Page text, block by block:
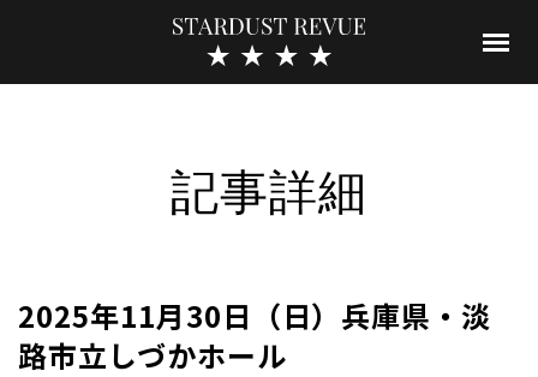
記事詳細
2025年11月30日（日）兵庫県・淡
路市立しづかホール